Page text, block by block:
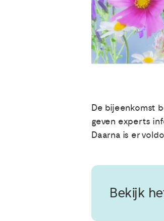
De bijeenkomst
geven experts
Daarna is er
Bekijk